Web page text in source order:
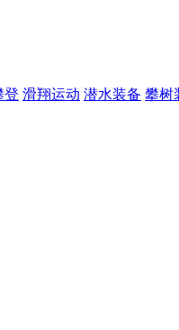
登 滑翔运动 潜水装备 攀树